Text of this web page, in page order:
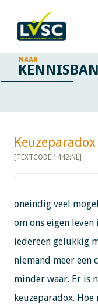
NAAR
Keuzeparadox​​​​​​
[TEXTCODE:1442:NL]
oneindig veel
om ons eigen
iedereen gelukkig
niemand meer een
minder waar. Er is
keuzeparadox.